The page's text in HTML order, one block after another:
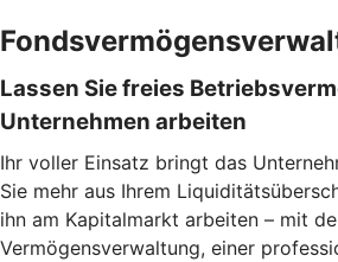
Lassen Sie freies
Unternehmen arbeiten
Ihr voller Einsatz bringt das
Sie mehr aus Ihrem
ihn am Kapitalmarkt arbeiten – mit
Vermögensverwaltung, einer